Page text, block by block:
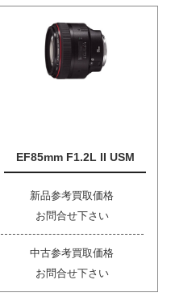
EF85mm F1.2L II USM
新品参考買取価格
お問合せ下さい
中古参考買取価格
お問合せ下さい